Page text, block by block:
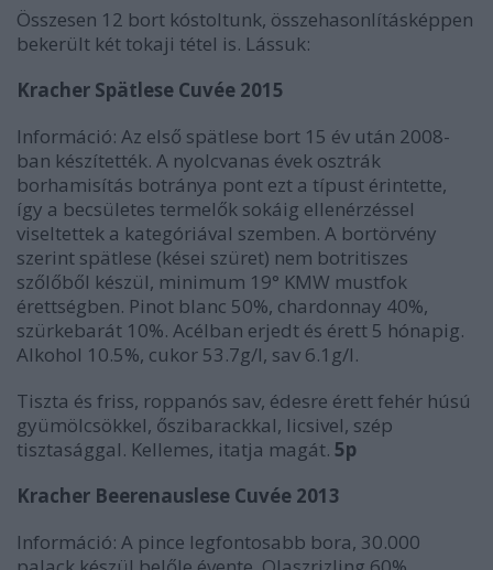
Összesen 12 bort kóstoltunk, összehasonlításképpen
bekerült két tokaji tétel is. Lássuk:
Kracher Spätlese Cuvée 2015
Információ: Az első spätlese bort 15 év után 2008-
ban készítették. A nyolcvanas évek osztrák
borhamisítás botránya pont ezt a típust érintette,
így a becsületes termelők sokáig ellenérzéssel
viseltettek a kategóriával szemben. A bortörvény
szerint spätlese (kései szüret) nem botritiszes
szőlőből készül, minimum 19° KMW mustfok
érettségben. Pinot blanc 50%, chardonnay 40%,
szürkebarát 10%. Acélban erjedt és érett 5 hónapig.
Alkohol 10.5%, cukor 53.7g/l, sav 6.1g/l.
Tiszta és friss, roppanós sav, édesre érett fehér húsú
gyümölcsökkel, őszibarackkal, licsivel, szép
tisztasággal. Kellemes, itatja magát. 5p
Kracher Beerenauslese Cuvée 2013
Információ: A pince legfontosabb bora, 30.000